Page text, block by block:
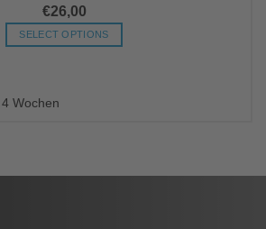
€26,00
SELECT OPTIONS
Wochen